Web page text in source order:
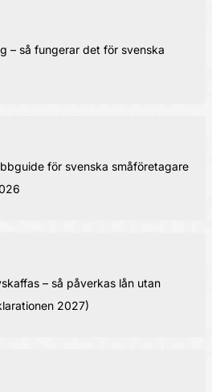
– så fungerar det för svenska
för svenska småföretagare
– så påverkas lån utan
2027)